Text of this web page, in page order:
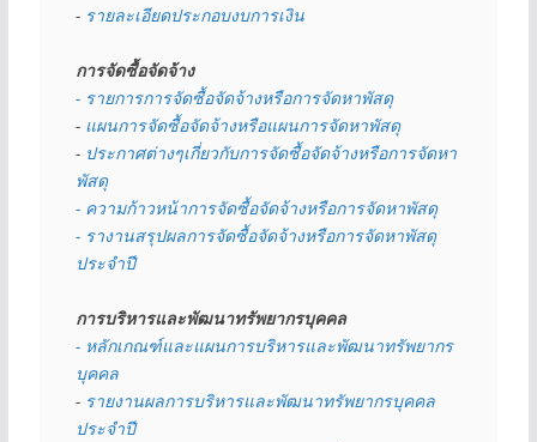
- รายละเอียดประกอบงบการเงิน
การจัดซื้อจัดจ้าง
- รายการการจัดซื้อจัดจ้างหรือการจัดหาพัสดุ
- แผนการจัดซื้อจัดจ้างหรือแผนการจัดหาพัสดุ
- ประกาศต่างๆเกี่ยวกับการจัดซื้อจัดจ้างหรือการจัดหา
พัสดุ
- ความก้าวหน้าการจัดซื้อจัดจ้างหรือการจัดหาพัสดุ
- รางานสรุปผลการจัดซื้อจัดจ้างหรือการจัดหาพัสดุ
ประจำปี
การบริหารและพัฒนาทรัพยากรบุคคล
- หลักเกณฑ์และแผนการบริหารและพัฒนาทรัพยากร
บุคคล
- รายงานผลการบริหารและพัฒนาทรัพยากรบุคคล
ประจำปี